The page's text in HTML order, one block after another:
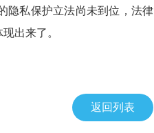
隐私保护立法尚未到位，法律
出来了。
返回列表